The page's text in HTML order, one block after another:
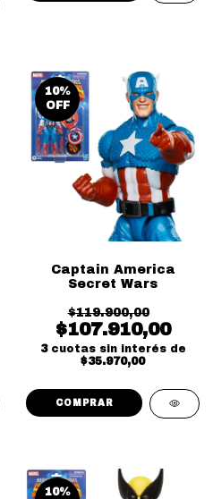
10%
OFF
Captain America
Secret Wars
$119.900,00
$107.910,00
3 cuotas sin interés de
$35.970,00
10%